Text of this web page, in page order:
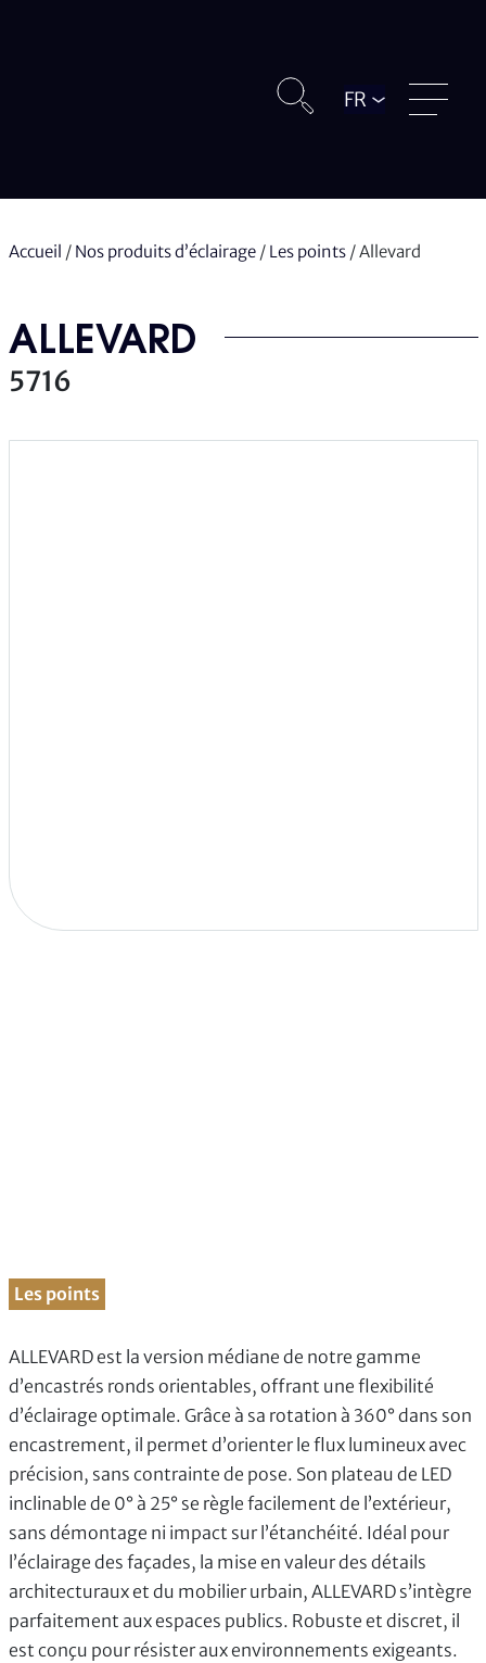
Langue
Accueil / Nos produits d’éclairage/ Les points/Allevard
ALLEVARD
5716
Les points
ALLEVARD est la version médiane de notre gamme
d’encastrés ronds orientables, offrant une flexibilité
d’éclairage optimale. Grâce à sa rotation à 360° dans son
encastrement, il permet d’orienter le flux lumineux avec
précision, sans contrainte de pose. Son plateau de LED
inclinable de 0° à 25° se règle facilement de l’extérieur,
sans démontage ni impact sur l’étanchéité. Idéal pour
l’éclairage des façades, la mise en valeur des détails
architecturaux et du mobilier urbain, ALLEVARD s’intègre
parfaitement aux espaces publics. Robuste et discret, il
est conçu pour résister aux environnements exigeants.